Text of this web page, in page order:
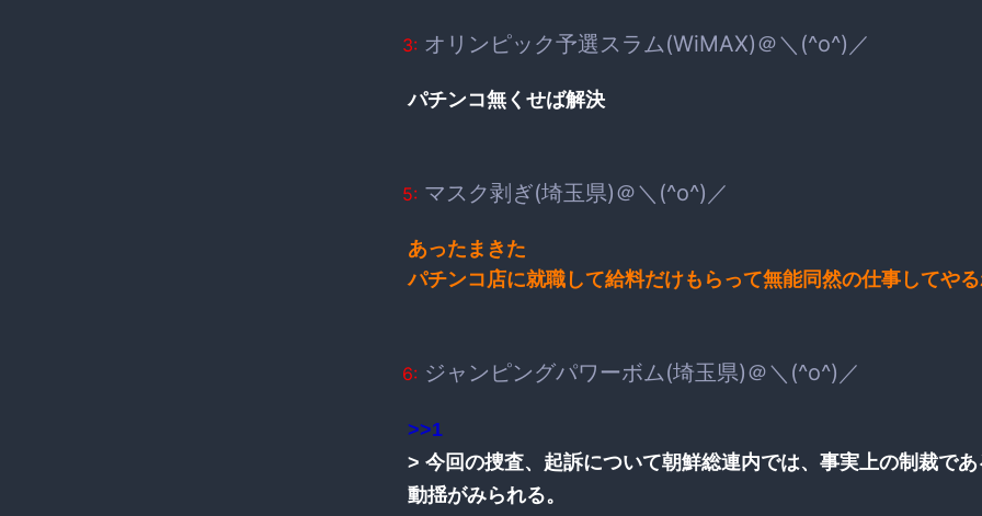
3: オリンピック予選スラム(WiMAX)＠＼(^o^)／
パチンコ無くせば解決
5: マスク剥ぎ(埼玉県)＠＼(^o^)／
あったまきた
パチンコ店に就職して給料だけもらって無能同然の仕事してや
6: ジャンピングパワーボム(埼玉県)＠＼(^o^)／
>>1
> 今回の捜査、起訴について朝鮮総連内では、事実上の制裁で
動揺がみられる。